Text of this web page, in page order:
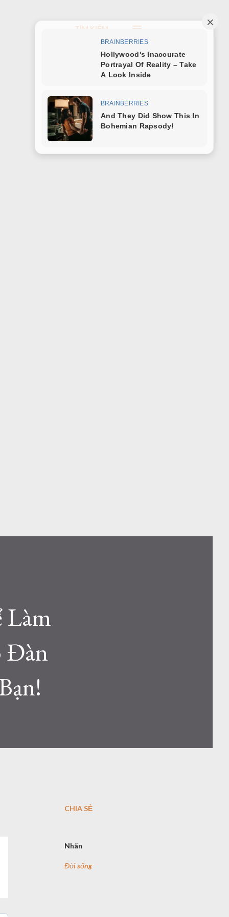
TÌM KIẾM
Làm
Đàn
CHIA SẺ
Nhãn
Đời sống